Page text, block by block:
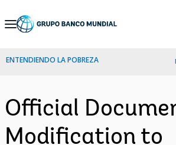
Skip
Navigation
ENTENDIENDO LA POBREZA
Official
Modification to